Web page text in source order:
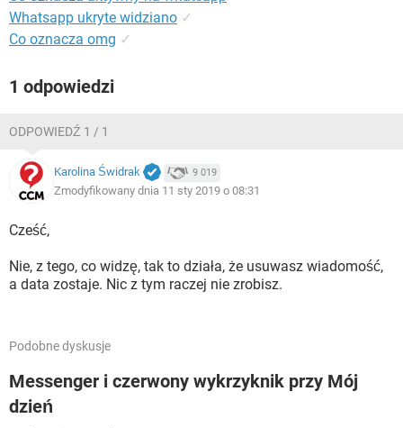
Whatsapp ukryte widziano ✓
Co oznacza omg ✓
1 odpowiedzi
ODPOWIEDŹ 1 / 1
Karolina Świdrak 9 019
Zmodyfikowany dnia 11 sty 2019 o 08:31
Cześć,
Nie, z tego, co widzę, tak to działa, że usuwasz wiadomość,
a data zostaje. Nic z tym raczej nie zrobisz.
Podobne dyskusje
Messenger i czerwony wykrzyknik przy Mój
dzień